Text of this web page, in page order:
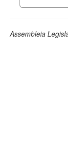
Assembleia